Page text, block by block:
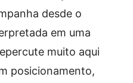
desde o
em uma
muito aqui
posicionamento,